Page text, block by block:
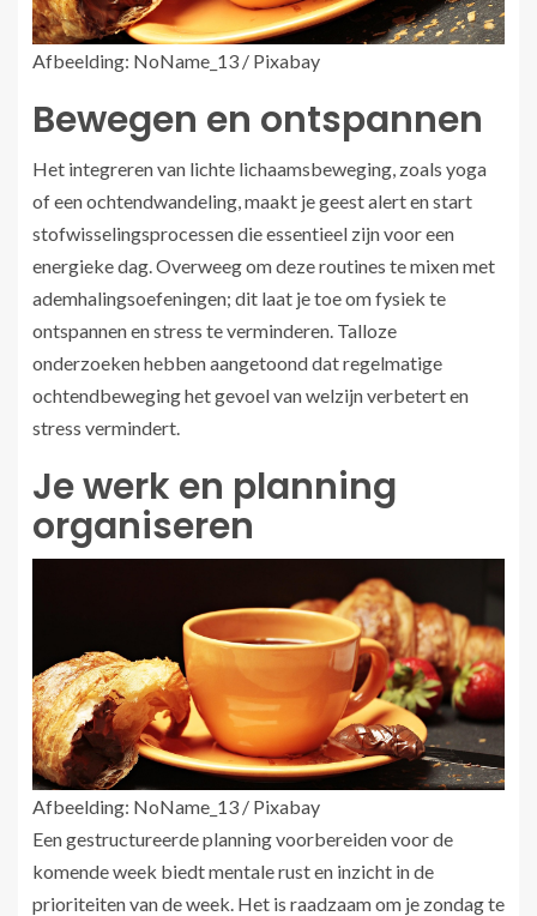
Afbeelding: NoName_13 / Pixabay
Bewegen en ontspannen
Het integreren van lichte lichaamsbeweging, zoals yoga
of een ochtendwandeling, maakt je geest alert en start
stofwisselingsprocessen die essentieel zijn voor een
energieke dag. Overweeg om deze routines te mixen met
ademhalingsoefeningen; dit laat je toe om fysiek te
ontspannen en stress te verminderen. Talloze
onderzoeken hebben aangetoond dat regelmatige
ochtendbeweging het gevoel van welzijn verbetert en
stress vermindert.
Je werk en planning
organiseren
Afbeelding: NoName_13 / Pixabay
Een gestructureerde planning voorbereiden voor de
komende week biedt mentale rust en inzicht in de
prioriteiten van de week. Het is raadzaam om je zondag te